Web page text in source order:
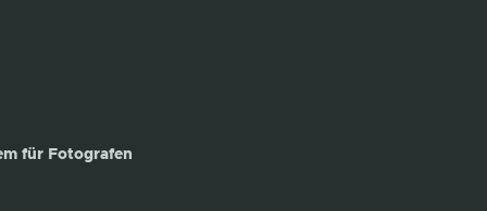
für Fotografen